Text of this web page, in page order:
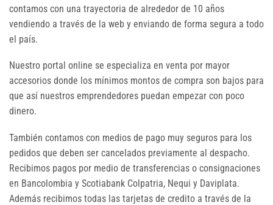
contamos con una trayectoria de alrededor de 10 años
vendiendo a través de la web y enviando de forma segura a todo
el país.
Nuestro portal online se especializa en venta por mayor
accesorios donde los mínimos montos de compra son bajos para
que así nuestros emprendedores puedan empezar con poco
dinero.
También contamos con medios de pago muy seguros para los
pedidos que deben ser cancelados previamente al despacho.
Recibimos pagos por medio de transferencias o consignaciones
en Bancolombia y Scotiabank Colpatria, Nequi y Daviplata.
Además recibimos todas las tarjetas de credito a través de la